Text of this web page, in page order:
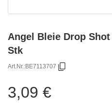
Angel Bleie Drop
Stk
Art.Nr.:BE7113707
3,09 €